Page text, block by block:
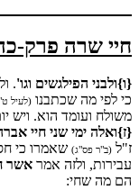
חיי שרה פרק-
{ו}ולבני הפילגשים וגו'.
כי לפי מה שכתבנו (לעיל
משולח ועומד הוא. ויש
{ז}ואלה ימי שני חיי
ז"ל (ב"ר פס"ג) שאמרו כי
עבירות, ולזה אמר אשר
הם מה שחי: